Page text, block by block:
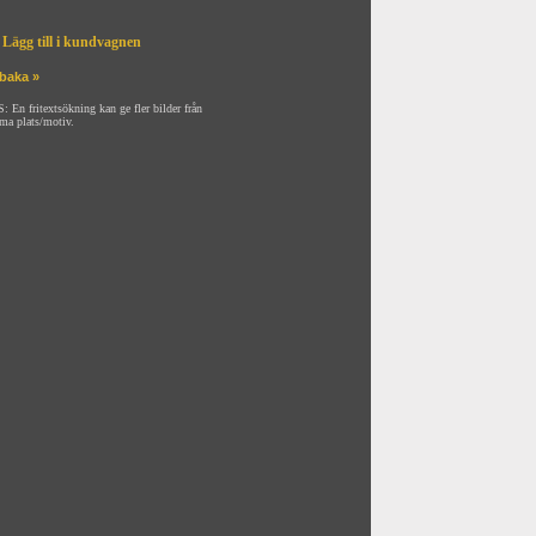
Lägg till i kundvagnen
»
En fritextsökning kan ge fler bilder från
plats/motiv.